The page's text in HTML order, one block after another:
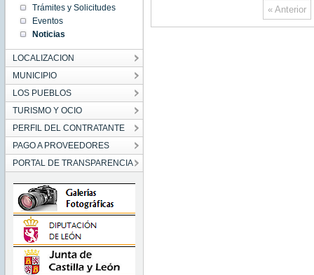
Trámites y Solicitudes
Eventos
Noticias
LOCALIZACION
MUNICIPIO
LOS PUEBLOS
TURISMO Y OCIO
PERFIL DEL CONTRATANTE
PAGO A PROVEEDORES
PORTAL DE TRANSPARENCIA
« Anterior